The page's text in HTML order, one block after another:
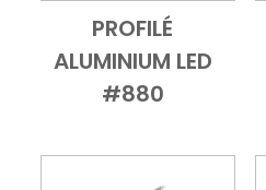
Add to Cart
Vue
PROFILÉ
ALUMINIUM LED
#880